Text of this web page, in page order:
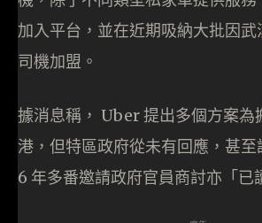
加入平台，並在近期吸納大批因
司機加盟。
據消息稱， Uber 提出多個方案為
港，但特區政府從未有回應，甚
6 年多番邀請政府官員商討亦「已